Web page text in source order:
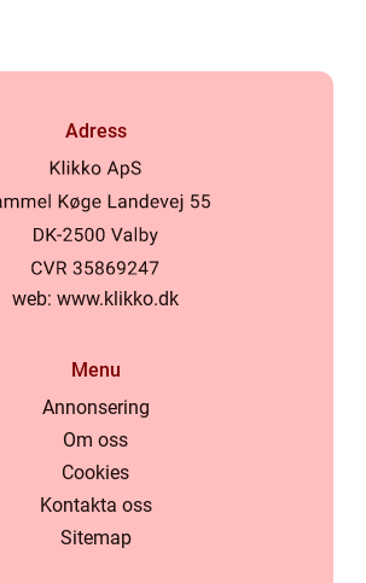
Adress
web: www.klikko.dk
Menu
Annonsering
Om oss
Cookies
Kontakta oss
Sitemap